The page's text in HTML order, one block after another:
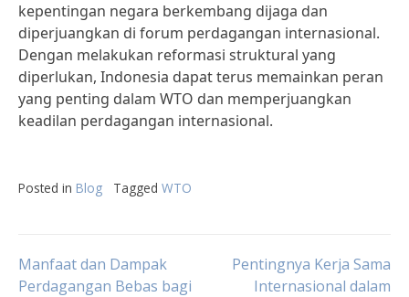
kepentingan negara berkembang dijaga dan
diperjuangkan di forum perdagangan internasional.
Dengan melakukan reformasi struktural yang
diperlukan, Indonesia dapat terus memainkan peran
yang penting dalam WTO dan memperjuangkan
keadilan perdagangan internasional.
Posted in Blog Tagged WTO
Post
Manfaat dan Dampak
Perdagangan Bebas bagi
Pentingnya Kerja Sama
Internasional dalam